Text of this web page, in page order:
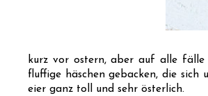
kurz vor ostern, aber auf alle fälle
fluffige häschen gebacken, die
eier ganz toll und sehr österlich.